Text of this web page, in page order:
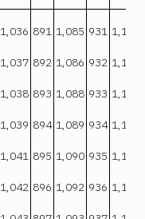
1,036
1,037
1,038
1,039
1,041
1,042
891
892
893
894
895
896
1,085
1,086
1,088
1,089
1,090
1,092
931
932
933
934
935
936
1,135
1,136
1,137
1,138
1,140
1,141